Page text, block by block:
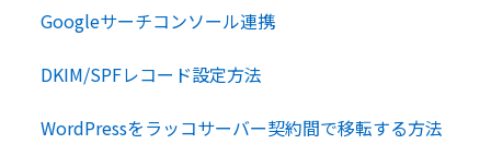
Googleサーチコンソール連携
DKIM/SPFレコード設定方法
WordPressをラッコサーバー契約間で移転する方法